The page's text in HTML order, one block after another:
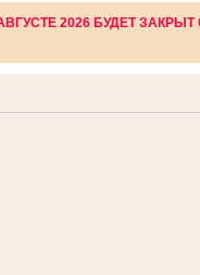
2026 БУДЕТ